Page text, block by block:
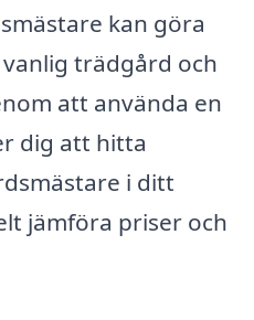
kan göra
trädgård och
att använda en
dig att hitta
i ditt
jämföra priser och